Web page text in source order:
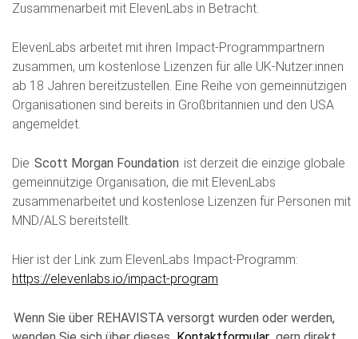
Zusammenarbeit mit ElevenLabs in Betracht.
ElevenLabs arbeitet mit ihren Impact-Programmpartnern
zusammen, um kostenlose Lizenzen für alle UK-Nutzer:innen
ab 18 Jahren bereitzustellen. Eine Reihe von gemeinnützigen
Organisationen sind bereits in Großbritannien und den USA
angemeldet.
Die Scott Morgan Foundation ist derzeit die einzige globale
gemeinnützige Organisation, die mit ElevenLabs
zusammenarbeitet und kostenlose Lizenzen für Personen mit
MND/ALS bereitstellt.
Hier ist der Link zum ElevenLabs Impact-Programm:
https://elevenlabs.io/impact-program
Wenn Sie über REHAVISTA versorgt wurden oder werden,